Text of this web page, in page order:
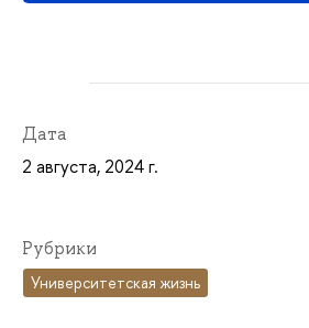
Дата
2 августа, 2024 г.
Рубрики
Университетская жизнь